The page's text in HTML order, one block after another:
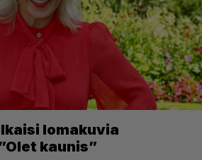
lomakuvia
kaunis”